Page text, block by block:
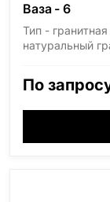
Ваза - 6
Тип -
натуральный
По